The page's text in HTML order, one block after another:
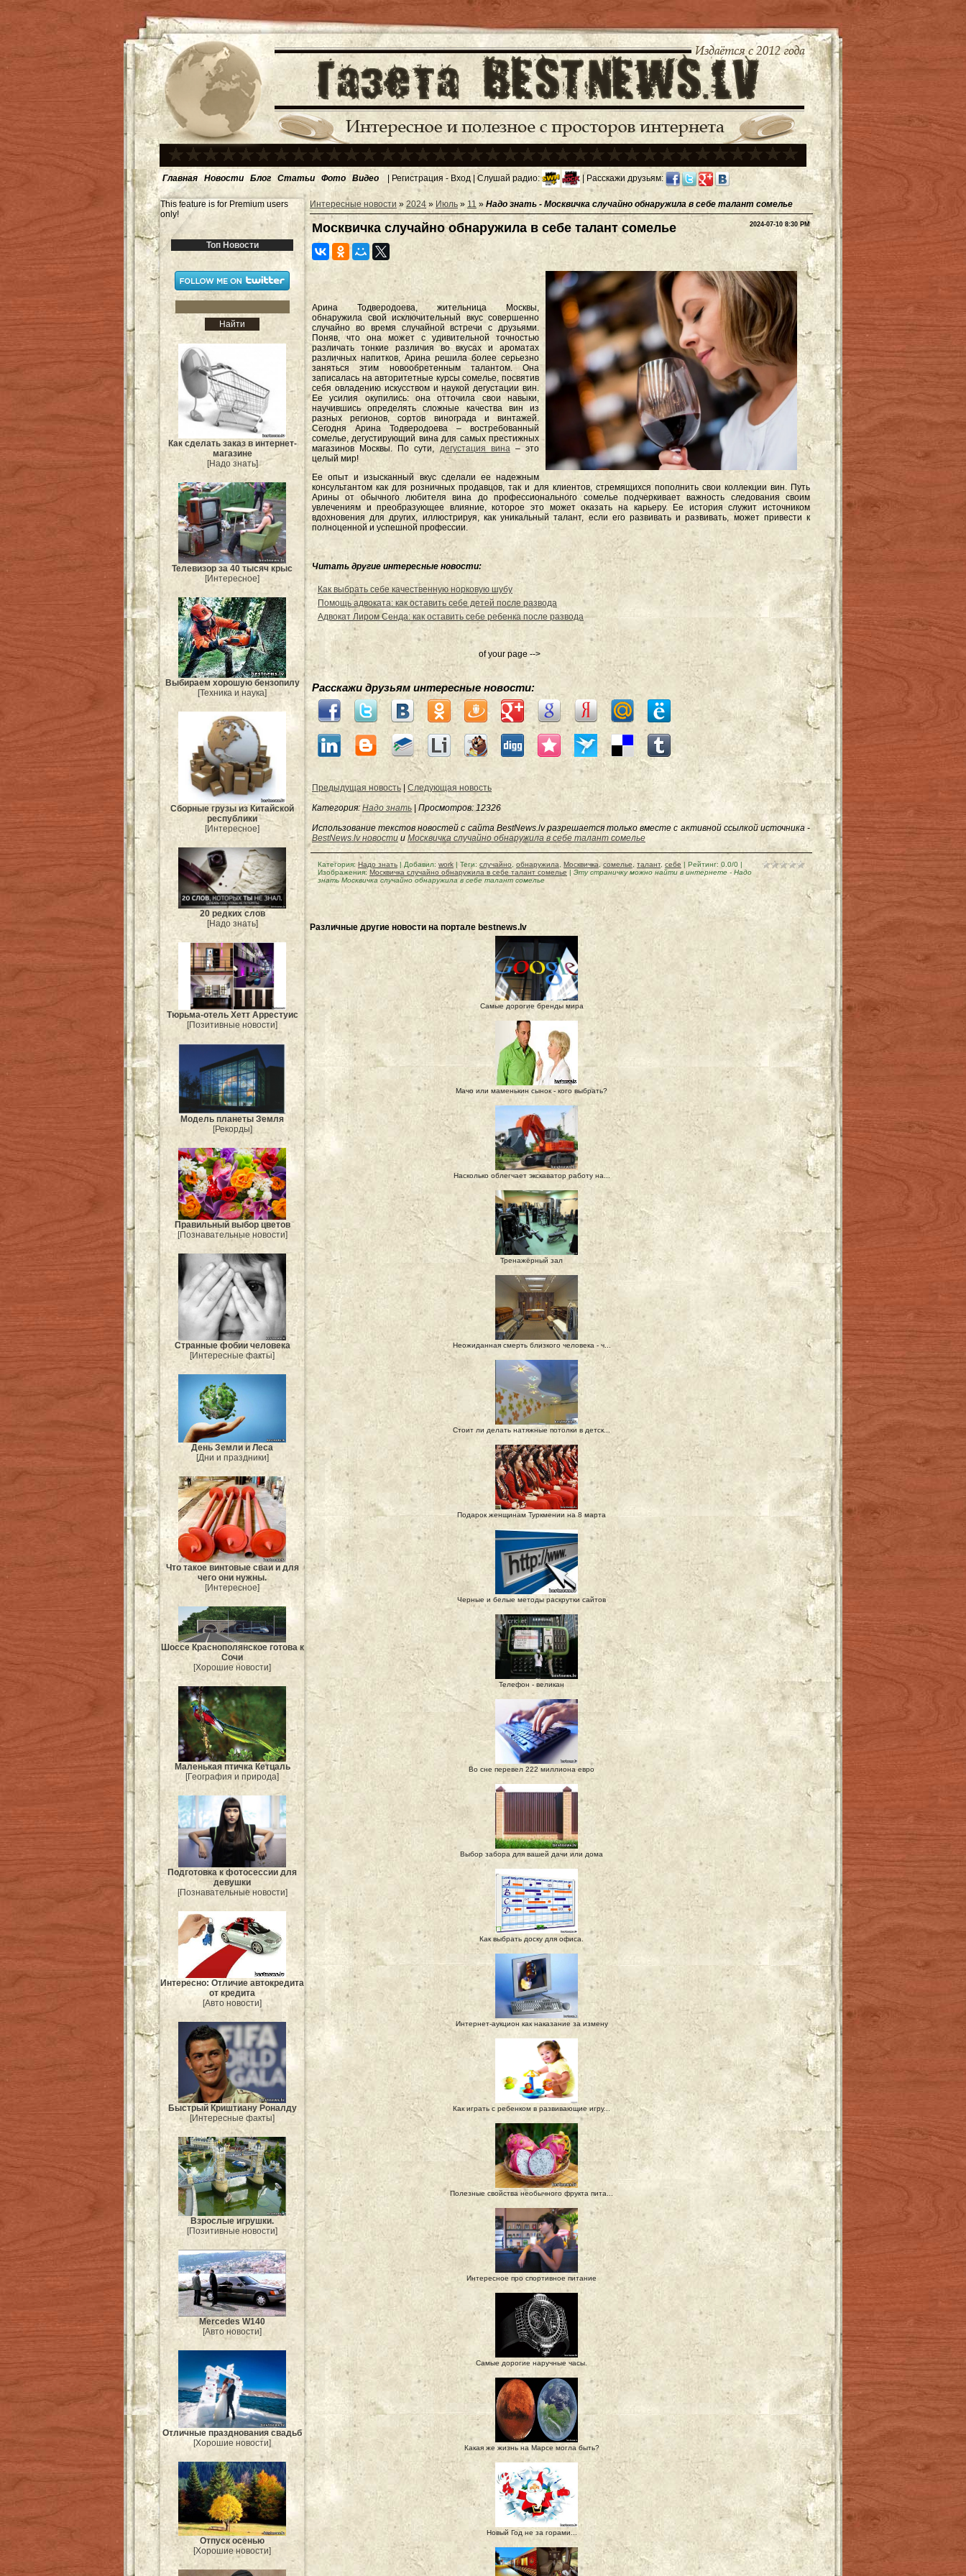
Главная Новости Блог Статьи Фото Видео | Регистрация - Вход | Слушай радио: | Расскажи друзьям:
This feature is for Premium users
only!
Топ Новости
Как сделать заказ в интернет-
магазине
[Надо знать]
Телевизор за 40 тысяч крыс
[Интересное]
Выбираем хорошую бензопилу
[Техника и наука]
Сборные грузы из Китайской
республики
[Интересное]
20 редких слов
[Надо знать]
Тюрьма-отель Хетт Аррестуис
[Позитивные новости]
Модель планеты Земля
[Рекорды]
Правильный выбор цветов
[Познавательные новости]
Странные фобии человека
[Интересные факты]
День Земли и Леса
[Дни и праздники]
Что такое винтовые сваи и для
чего они нужны.
[Интересное]
Шоссе Краснополянское готова к
Сочи
[Хорошие новости]
Маленькая птичка Кетцаль
[География и природа]
Подготовка к фотосессии для
девушки
[Познавательные новости]
Интересно: Отличие автокредита
от кредита
[Авто новости]
Быстрый Криштиану Роналду
[Интересные факты]
Взрослые игрушки.
[Позитивные новости]
Mercedes W140
[Авто новости]
Отличные празднования свадьб
[Хорошие новости]
Отпуск осенью
[Хорошие новости]
Интересные новости » 2024 » Июль » 11 » Надо знать - Москвичка случайно обнаружила в себе талант сомелье
2024-07-10 8:30 PM
Москвичка случайно обнаружила в себе талант сомелье
Арина Тодверодоева, жительница Москвы,
обнаружила свой исключительный вкус совершенно
случайно во время случайной встречи с друзьями.
Поняв, что она может с удивительной точностью
различать тонкие различия во вкусах и ароматах
различных напитков, Арина решила более серьезно
заняться этим новообретенным талантом. Она
записалась на авторитетные курсы сомелье, посвятив
себя овладению искусством и наукой дегустации вин.
Ее усилия окупились: она отточила свои навыки,
научившись определять сложные качества вин из
разных регионов, сортов винограда и винтажей.
Сегодня Арина Тодверодоева – востребованный
сомелье, дегустирующий вина для самых престижных
магазинов Москвы. По сути, дегустация вина– это
целый мир!
Ее опыт и изысканный вкус сделали ее надежным
консультантом как для розничных продавцов, так и для клиентов, стремящихся пополнить свои коллекции вин. Путь
Арины от обычного любителя вина до профессионального сомелье подчеркивает важность следования своим
увлечениям и преобразующее влияние, которое это может оказать на карьеру. Ее история служит источником
вдохновения для других, иллюстрируя, как уникальный талант, если его развивать и развивать, может привести к
полноценной и успешной профессии.
Читать другие интересные новости:
Как выбрать себе качественную норковую шубу
Помощь адвоката: как оставить себе детей после развода
Адвокат Лиром Сенда: как оставить себе ребенка после развода
of your page -->
Расскажи друзьям интересные новости:
Предыдущая новость
Следующая новость
Категория: Надо знать Просмотров: 12326
Использование текстов новостей с сайта BestNews.lv разрешается только вместе с активной ссылкой источника -
BestNews.lv новости и Москвичка случайно обнаружила в себе талант сомелье
Категория: Надо знать | Добавил: work | Теги: случайно обнаружила Москвичка сомелье талант, себе | Рейтинг: 0.0/0 |
Изображения: Москвичка случайно обнаружила в себе талант сомелье | Эту страничку можно найти в интернете - Надо
знать Москвичка случайно обнаружила в себе талант сомелье
Различные другие новости на портале bestnews.lv
Самые дорогие бренды мира
Мачо или маменькин сынок - кого выбрать?
Насколько облегчает экскаватор работу на...
Тренажёрный зал
Неожиданная смерть близкого человека - ч...
Стоит ли делать натяжные потолки в детск...
Подарок женщинам Туркмении на 8 марта
Черные и белые методы раскрутки сайтов
Телефон - великан
Во сне перевел 222 миллиона евро
Выбор забора для вашей дачи или дома
Как выбрать доску для офиса.
Интернет-аукцион как наказание за измену
Как играть с ребенком в развивающие игру...
Полезные свойства необычного фрукта пита...
Интересное про спортивное питание
Самые дорогие наручные часы.
Какая же жизнь на Марсе могла быть?
Новый Год не за горами...